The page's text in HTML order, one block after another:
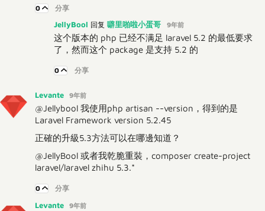
0 分享
JellyBool 回复 噼里啪啦小蛋哥 9年前
这个版本的 php 已经不满足 laravel 5.2 的最低要求
了，然而这个 package 是支持 5.2 的
0 分享
Levante 9年前
@Jellybool 我使用php artisan --version，得到的是
Laravel Framework version 5.2.45
正確的升級5.3方法可以在哪邊知道？
@JellyBool 或者我乾脆重裝，composer create-project
laravel/laravel zhihu 5.3.*
0 分享
Levante 9年前